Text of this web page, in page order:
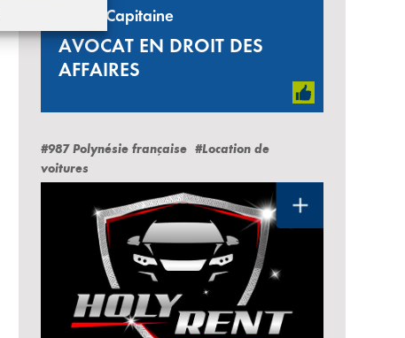
Pierre Capitaine
AVOCAT EN DROIT DES
AFFAIRES
#987 Polynésie française #Location de
voitures